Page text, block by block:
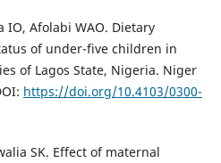
IO, Afolabi WAO. Dietary
of under-five children in
of Lagos State, Nigeria. Niger
https://doi.org/10.4103/0300-
SK. Effect of maternal